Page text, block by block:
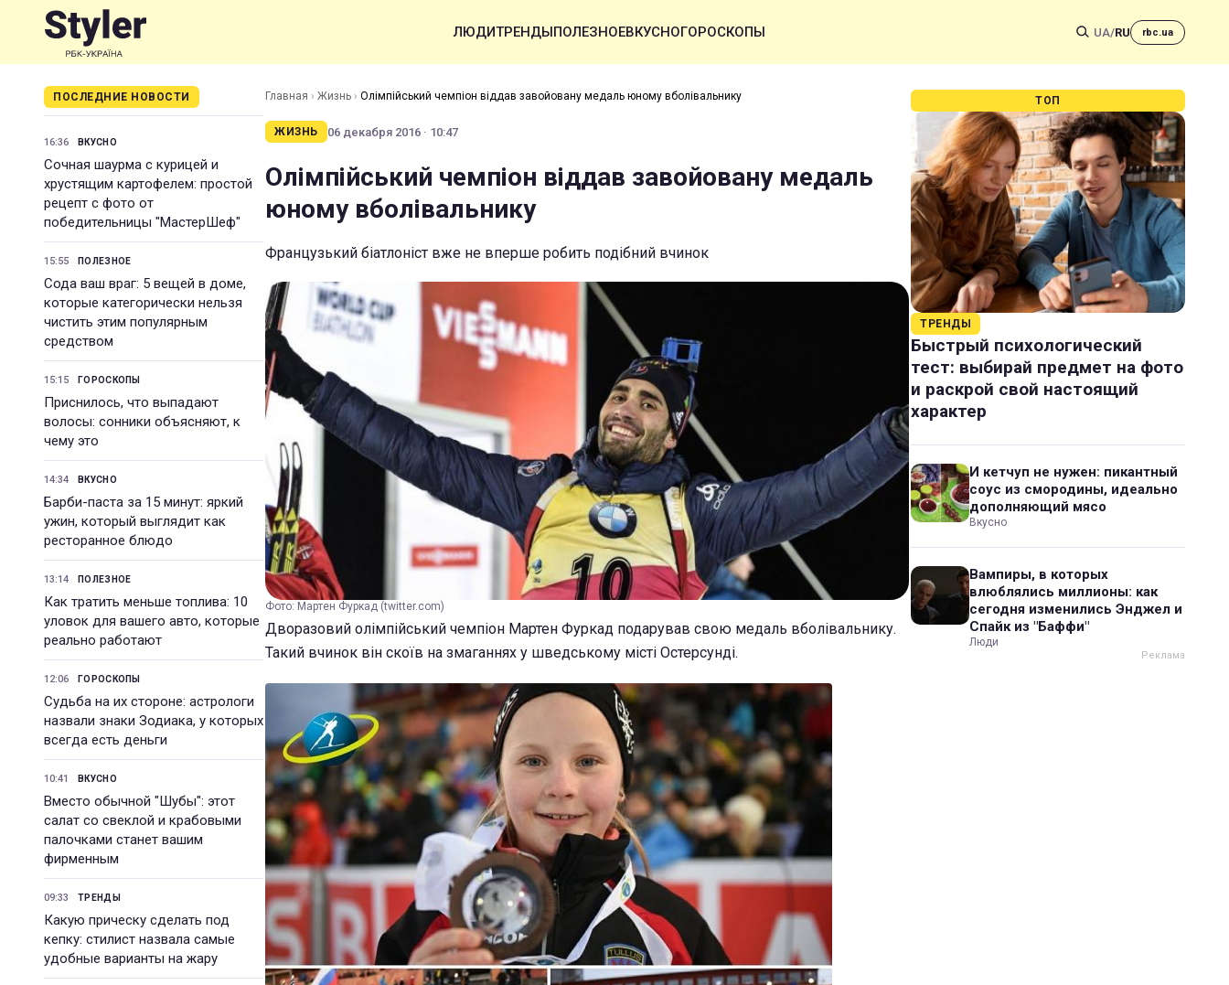
ЛЮДИТРЕНДЫПОЛЕЗНОЕВКУСНОГОРОСКОПЫ UA/RU rbc.ua
ПОСЛЕДНИЕ НОВОСТИ
16:36 ВКУСНО
Сочная шаурма с курицей и
хрустящим картофелем: простой
рецепт с фото от
победительницы "МастерШеф"
15:55 ПОЛЕЗНОЕ
Сода ваш враг: 5 вещей в доме,
которые категорически нельзя
чистить этим популярным
средством
15:15 ГОРОСКОПЫ
Приснилось, что выпадают
волосы: сонники объясняют, к
чему это
14:34 ВКУСНО
Барби-паста за 15 минут: яркий
ужин, который выглядит как
ресторанное блюдо
13:14 ПОЛЕЗНОЕ
Как тратить меньше топлива: 10
уловок для вашего авто, которые
реально работают
12:06 ГОРОСКОПЫ
Судьба на их стороне: астрологи
назвали знаки Зодиака, у которых
всегда есть деньги
10:41 ВКУСНО
Вместо обычной "Шубы": этот
салат со свеклой и крабовыми
палочками станет вашим
фирменным
09:33 ТРЕНДЫ
Какую прическу сделать под
кепку: стилист назвала самые
удобные варианты на жару
Главная › Жизнь › Олімпійський чемпіон віддав завойовану медаль юному вболівальнику
ЖИЗНЬ 06 декабря 2016 · 10:47
Олімпійський чемпіон віддав завойовану медаль
юному вболівальнику
Французький біатлоніст вже не вперше робить подібний вчинок
Фото: Мартен Фуркад (twitter.com)
Дворазовий олімпійський чемпіон Мартен Фуркад подарував свою медаль вболівальнику.
Такий вчинок він скоїв на змаганнях у шведському місті Остерсунді.
ТОП
ТРЕНДЫ
Быстрый психологический
тест: выбирай предмет на фото
и раскрой свой настоящий
характер
И кетчуп не нужен: пикантный
соус из смородины, идеально
дополняющий мясо
Вкусно
Вампиры, в которых
влюблялись миллионы: как
сегодня изменились Энджел и
Спайк из "Баффи"
Люди